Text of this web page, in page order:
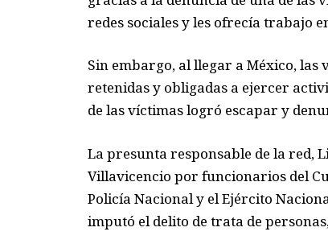
redes sociales y les ofrecía trabajo
Sin embargo, al llegar a México, las
retenidas y obligadas a ejercer
de las víctimas logró escapar y
La presunta responsable de la red,
Villavicencio por funcionarios del
Policía Nacional y el Ejército
imputó el delito de trata de